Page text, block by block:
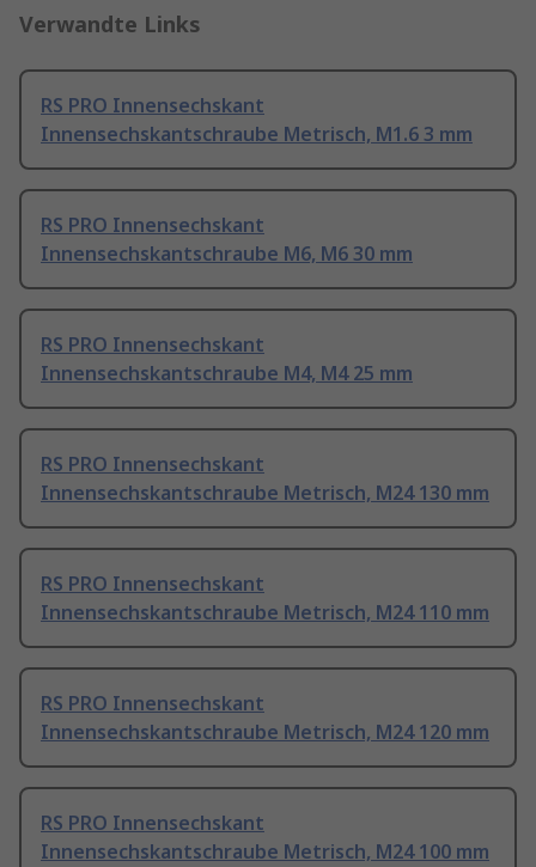
Verwandte Links
RS PRO Innensechskant
Innensechskantschraube Metrisch, M1.6 3 mm
RS PRO Innensechskant
Innensechskantschraube M6, M6 30 mm
RS PRO Innensechskant
Innensechskantschraube M4, M4 25 mm
RS PRO Innensechskant
Innensechskantschraube Metrisch, M24 130 mm
RS PRO Innensechskant
Innensechskantschraube Metrisch, M24 110 mm
RS PRO Innensechskant
Innensechskantschraube Metrisch, M24 120 mm
RS PRO Innensechskant
Innensechskantschraube Metrisch, M24 100 mm